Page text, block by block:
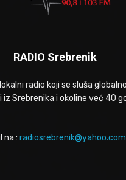
RADIO Srebrenik
radio koji se sluša
Srebrenika i okoline već 40
na : radiosrebrenik@yahoo.com